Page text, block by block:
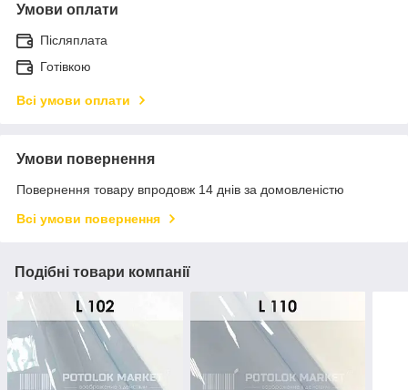
Умови оплати
Післяплата
Готівкою
Всі умови оплати
Умови повернення
Повернення товару впродовж 14 днів за домовленістю
Всі умови повернення
Подібні товари компанії